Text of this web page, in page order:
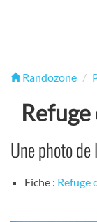
Randozone
Une photo de
Fiche : Refuge